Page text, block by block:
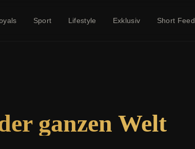
Sport Lifestyle Exklusiv Short Feed
ganzen Welt